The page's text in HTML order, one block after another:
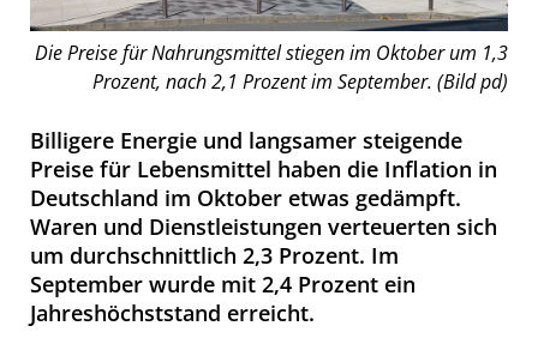
Die Preise für Nahrungsmittel stiegen im Oktober um 1,3
Prozent, nach 2,1 Prozent im September. (Bild pd)
Billigere Energie und langsamer steigende
Preise für Lebensmittel haben die Inflation in
Deutschland im Oktober etwas gedämpft.
Waren und Dienstleistungen verteuerten sich
um durchschnittlich 2,3 Prozent. Im
September wurde mit 2,4 Prozent ein
Jahreshöchststand erreicht.